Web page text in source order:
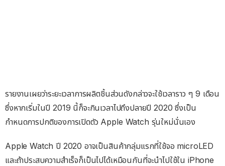
รายงานเผยว่าระยะเวลาการผลิตชิ้นส่วนดังกล่าวจะใช้เวลาราว ๆ 9 เดือน
ซึ่งหากเริ่มในปี 2019 นี้ก็จะกินเวลาไปถึงปลายปี 2020 ซึ่งเป็น
กำหนดการปกติของการเปิดตัว Apple Watch รุ่นใหม่นั่นเอง
Apple Watch ปี 2020 อาจเป็นสินค้ากลุ่มแรกที่ใช้จอ microLED
และถ้าประสบความสำเร็จก็เป็นไปได้เหมือนกันที่จะนำไปใช้ใน iPhone